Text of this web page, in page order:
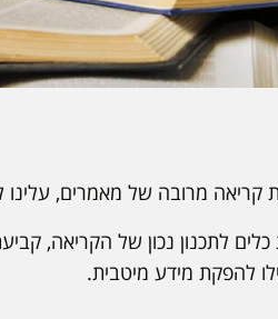
קריאה מרובה של מאמרים, עלינו
לתכנון נכון של הקריאה,
להפקת מידע מיטבית.